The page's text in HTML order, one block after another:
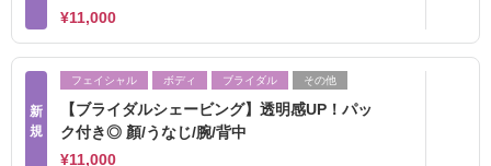
¥11,000
新
規
フェイシャル ボディ ブライダル その他
【ブライダルシェービング】透明感UP！パッ
ク付き◎ 顏/うなじ/腕/背中
¥11,000